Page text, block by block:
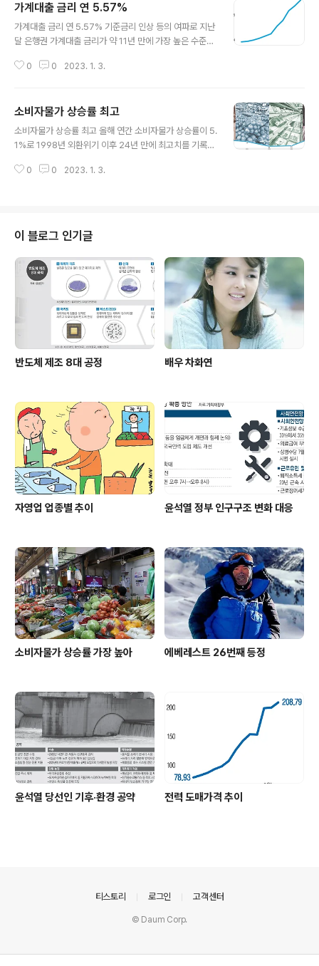
가계대출 금리 연 5.57%
가계대출 금리 연 5.57% 기준금리 인상 등의 여파로 지난
달 은행권 가계대출 금리가 약 11년 만에 가장 높은 수준까
용대출 금리는 큰 폭으로 올라 연 8%에 근접했다. ■관련
0 0 2023. 1. 3.
소비자물가 상승률 최고
소비자물가 상승률 최고 올해 연간 소비자물가 상승률이 5.
1%로 1998년 외환위기 이후 24년 만에 최고치를 기록했
련기사 “살기 팍팍하더니…” 올 물가 24년 만에 가장 많이
0 0 2023. 1. 3.
이 블로그 인기글
반도체 제조 8대 공정 배우 차화연
자영업 업종별 추이 윤석열 정부 인구구조 변화 대응
소비자물가 상승률 가장 높아 에베레스트 26번째 등정
윤석열 당선인 기후·환경 공약 전력 도매가격 추이
티스토리 로그인 고객센터
© Daum Corp.